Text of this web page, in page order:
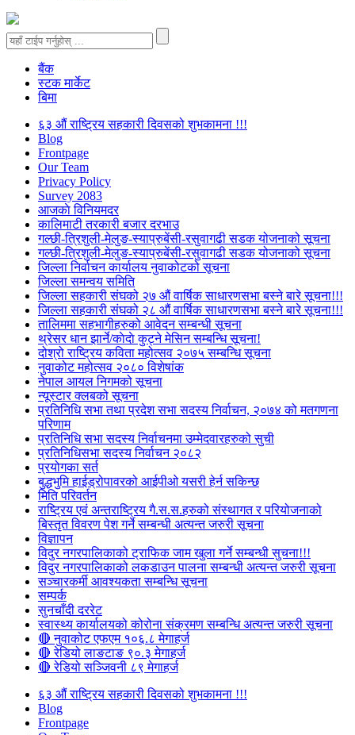
बैंक
स्टक मार्केट
बिमा
६३ औं राष्ट्रिय सहकारी दिवसको शुभकामना !!!
Blog
Frontpage
Our Team
Privacy Policy
Survey 2083
आजकाे विनियमदर
कालिमाटी तरकारी बजार दरभाउ
गल्छी-त्रिशुली-मेलुङ-स्याप्रुबेंसी-रसुवागढी सडक योजनाको सूचना
गल्छी-त्रिशुली-मेलुङ-स्याप्रुबेंसी-रसुवागढी सडक योजनाको सूचना
जिल्ला निर्वाचन कार्यालय नुवाकोटको सूचना
जिल्ला समन्वय समिति
जिल्ला सहकारी संघको २७ औं वार्षिक साधारणसभा बस्ने बारे सूचना!!!
जिल्ला सहकारी संघको २८ औं वार्षिक साधारणसभा बस्ने बारे सूचना!!!
तालिममा सहभागीहरुको आवेदन सम्बन्धी सूचना
थ्रेसर धान झार्ने/काेदाे कुट्ने मेसिन सम्बन्धि सूचना!
दोश्रो राष्ट्रिय कविता महोत्सव २०७५ सम्बन्धि सूचना
नुवाकोट महोत्सव २०८० विशेषांक
नेपाल आयल निगमको सूचना
न्यूस्टार क्लबको सूचना
प्रतिनिधि सभा तथा प्रदेश सभा सदस्य निर्वाचन, २०७४ को मतगणना
परिणाम
प्रतिनिधि सभा सदस्य निर्वाचनमा उम्मेदवारहरुको सुची
प्रतिनिधिसभा सदस्य निर्वाचन २०८२
प्रयोगका सर्त
बुद्धभुमि हाईड्रोपावरको आईपीओ यसरी हेर्न सकिन्छ
मिति परिवर्तन
राष्ट्रिय एवं अन्तराष्ट्रिय गै.स.स.हरुको संस्थागत र परियोजनाको
बिस्तृत विवरण पेश गर्ने सम्बन्धी अत्यन्त जरुरी सूचना
विज्ञापन
विदुर नगरपालिकाको ट्राफिक जाम खुला गर्ने सम्बन्धी सुचना!!!
विदुर नगरपालिकाको लकडाउन पालना सम्बन्धी अत्यन्त जरुरी सूचना
सञ्चारकर्मी आवश्यकता सम्बन्धि सूचना
सम्पर्क
सुनचाँदी दररेट
स्वास्थ्य कार्यालयको कोरोना संक्रमण सम्बन्धि अत्यन्त जरुरी सूचना
🔴 नुवाकोट एफएम १०६.८ मेगाहर्ज
🔴 रेडियो लाङटाङ ९०.३ मेगाहर्ज
🔴 रेडियो सञ्जिवनी ८९ मेगाहर्ज
६३ औं राष्ट्रिय सहकारी दिवसको शुभकामना !!!
Blog
Frontpage